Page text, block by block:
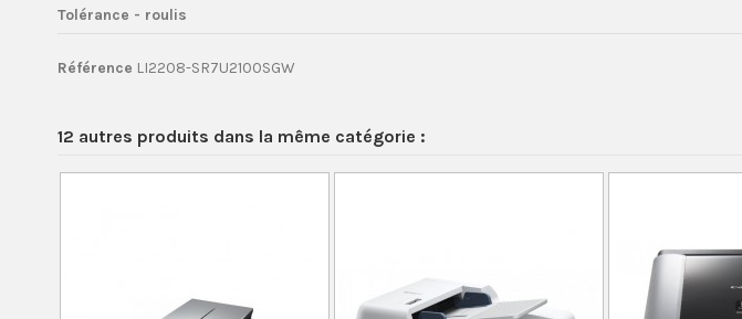
Tolérance - roulis
Référence LI2208-SR7U2100SGW
12 autres produits dans la même catégorie :